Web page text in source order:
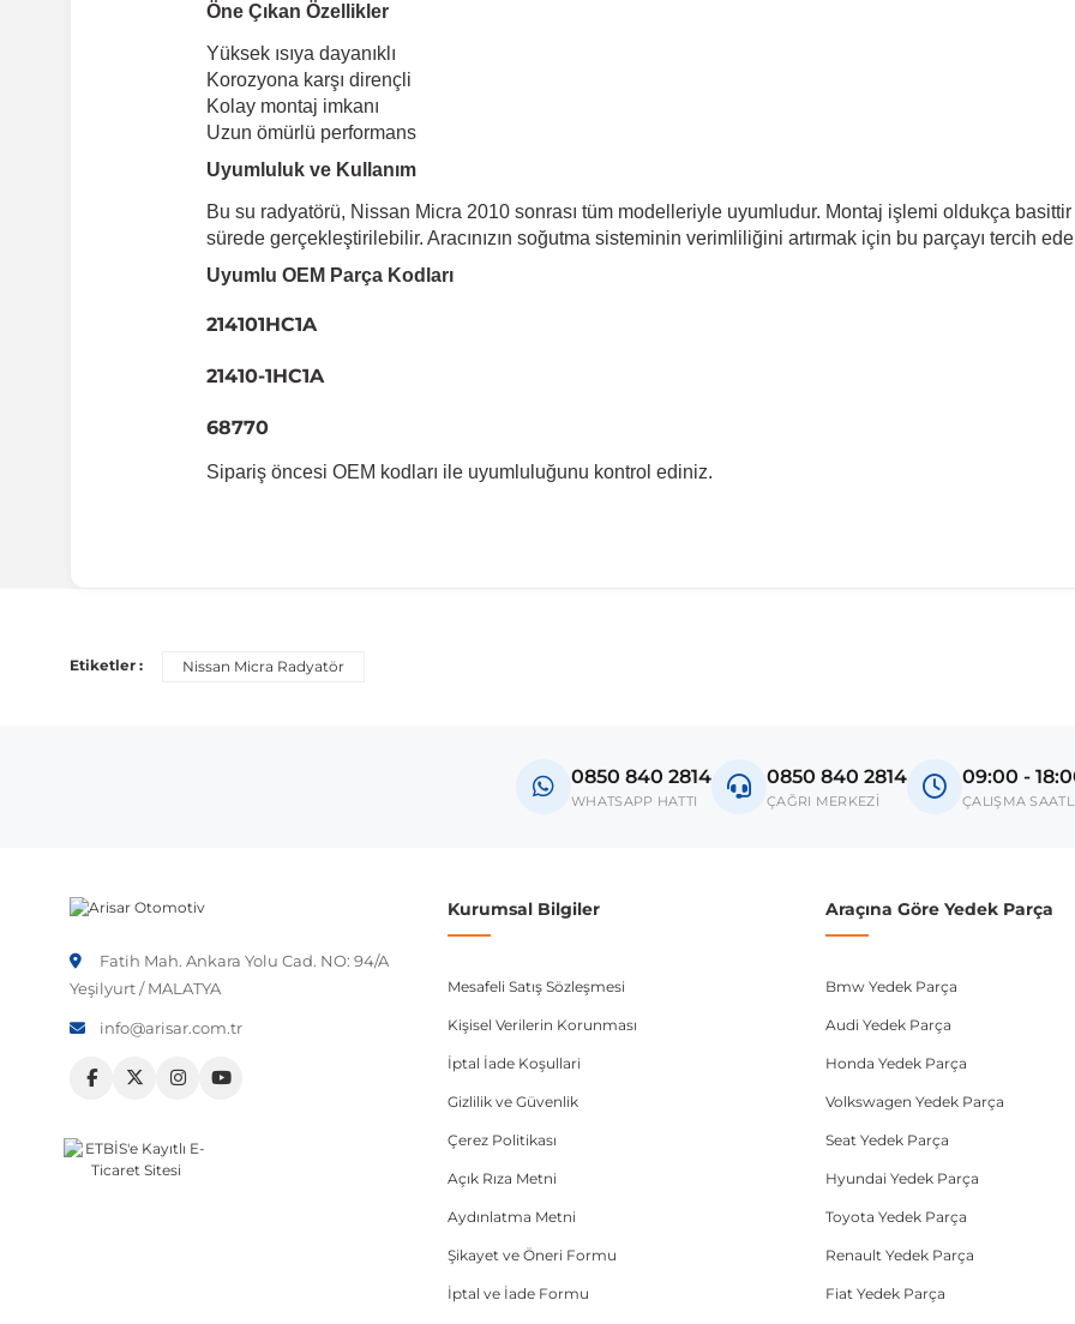
Öne Çıkan Özellikler
Yüksek ısıya dayanıklı
Korozyona karşı dirençli
Kolay montaj imkanı
Uzun ömürlü performans
Uyumluluk ve Kullanım
Bu su radyatörü, Nissan Micra 2010 sonrası tüm modelleriyle uyumludur. Montaj işlemi oldukça basittir
sürede gerçekleştirilebilir. Aracınızın soğutma sisteminin verimliliğini artırmak için bu parçayı tercih
Uyumlu OEM Parça Kodları
214101HC1A
21410-1HC1A
68770
Sipariş öncesi OEM kodları ile uyumluluğunu kontrol ediniz.
Araç üreticileri aynı model yılı içerisinde farklı donanım ve kasa tipleri kullanabilmektedir. Sipariş vermeden önce OEM
Etiketler : Nissan Micra Radyatör
0850 840 2814
WHATSAPP HATTI
0850 840 2814
ÇAĞRI MERKEZİ
09:00 -
ÇALIŞMA
Fatih Mah. Ankara Yolu Cad. NO: 94/A
Yeşilyurt / MALATYA
info@arisar.com.tr
Kurumsal Bilgiler
Mesafeli Satış Sözleşmesi
Kişisel Verilerin Korunması
İptal İade Koşullari
Gizlilik ve Güvenlik
Çerez Politikası
Açık Rıza Metni
Aydınlatma Metni
Şikayet ve Öneri Formu
İptal ve İade Formu
Araçına Göre Yedek Parça
Bmw Yedek Parça
Audi Yedek Parça
Honda Yedek Parça
Volkswagen Yedek Parça
Seat Yedek Parça
Hyundai Yedek Parça
Toyota Yedek Parça
Renault Yedek Parça
Fiat Yedek Parça